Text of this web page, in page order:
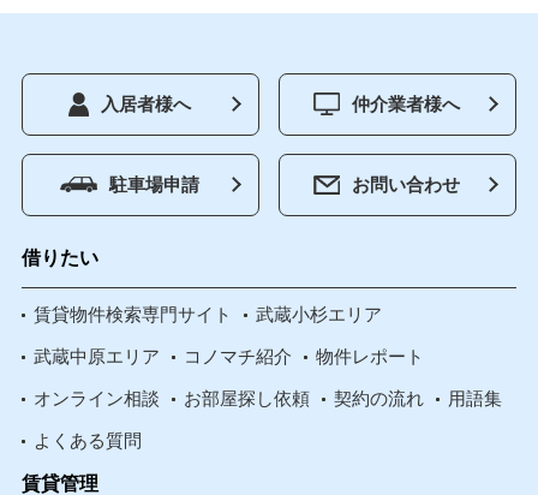
入居者様へ 仲介業者様へ
駐車場申請 お問い合わせ
借りたい
賃貸物件検索専門サイト 武蔵小杉エリア
武蔵中原エリア コノマチ紹介 物件レポート
オンライン相談 お部屋探し依頼 契約の流れ 用語集
よくある質問
賃貸管理